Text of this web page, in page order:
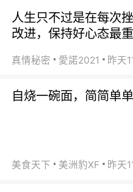
人生只不过是在每次
改进，保持好心态最
真情秘密 愛諾2021 昨天
自烧一碗面，简简单单
美食天下 美洲豹XF 昨天